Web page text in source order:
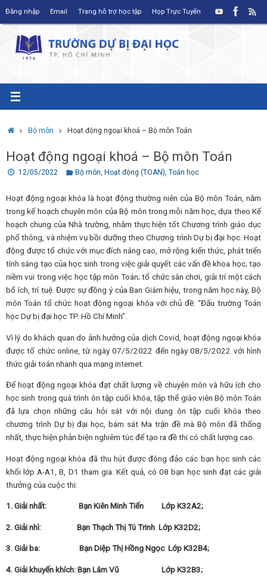
Đăng nhập Email Trang hỗ trợ học tập Họp Trực Tuyến
HomeBộ môn Hoạt động ngoại khoá – Bộ môn Toán
Hoạt động ngoại khoá – Bộ môn Toán
12/05/2022 Bộ môn, Hoạt động (TOAN),Toán học
Hoạt động ngoại khóa là hoạt động thường niên của Bộ môn Toán, nằm
trong kế hoạch chuyên môn của Bộ môn trong mỗi năm học, dựa theo Kế
hoạch chung của Nhà trường, nhằm thực hiện tốt Chương trình giáo dục
phổ thông, và nhiệm vụ bồi dưỡng theo Chương trình Dự bị đại học. Hoạt
động được tổ chức với mục đích nâng cao, mở rộng kiến thức, phát triển
tính sáng tạo của học sinh trong việc giải quyết các vấn đề khoa học; tạo
niềm vui trong việc học tập môn Toán; tổ chức sân chơi, giải trí một cách
bổ ích, trí tuệ. Được sự đồng ý của Ban Giám hiệu, trong năm học này, Bộ
môn Toán tổ chức hoạt động ngoại khóa với chủ đề: “Đấu trường Toán
học Dự bị đại học TP. Hồ Chí Minh”.
Vì lý do khách quan do ảnh hưởng của dịch Covid, hoạt động ngoại khóa
được tổ chức online, từ ngày 07/5/2022 đến ngày 08/5/2022 với hình
thức giải toán nhanh qua mạng internet.
Để hoạt động ngoại khóa đạt chất lượng về chuyên môn và hữu ích cho
học sinh trong quá trình ôn tập cuối khóa, tập thể giáo viên Bộ môn Toán
đã lựa chọn những câu hỏi sát với nội dung ôn tập cuối khóa theo
chương trình Dự bị đại học, bám sát Ma trận đề mà Bộ môn đã thống
nhất, thực hiện phản biện nghiêm túc để tạo ra đề thi có chất lượng cao.
Hoạt động ngoại khóa đã thu hút được đông đảo các bạn học sinh các
khối lớp A-A1, B, D1 tham gia. Kết quả, có 08 bạn học sinh đạt các giải
thưởng của cuộc thi:
1. Giải nhất: Bạn Kiên Minh Tiến Lớp K32A2;
2. Giải nhì: Bạn Thạch Thị Tú Trinh Lớp K32D2;
3. Giải ba: Bạn Diệp Thị Hồng Ngọc Lớp K32B4;
4. Giải khuyến khích: Bạn Lâm Vũ Lớp K32B3;